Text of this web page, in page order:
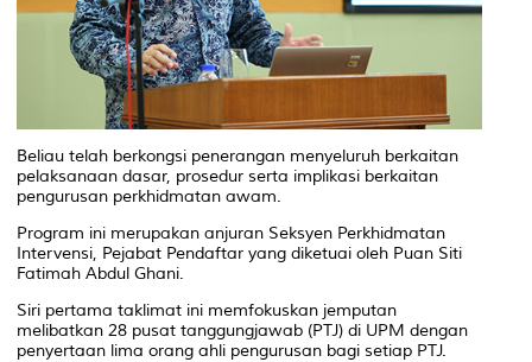
Beliau telah berkongsi penerangan menyeluruh berkaitan
pelaksanaan dasar, prosedur serta implikasi berkaitan
pengurusan perkhidmatan awam.
Program ini merupakan anjuran Seksyen Perkhidmatan
Intervensi, Pejabat Pendaftar yang diketuai oleh Puan Siti
Fatimah Abdul Ghani.
Siri pertama taklimat ini memfokuskan jemputan
melibatkan 28 pusat tanggungjawab (PTJ) di UPM dengan
penyertaan lima orang ahli pengurusan bagi setiap PTJ.